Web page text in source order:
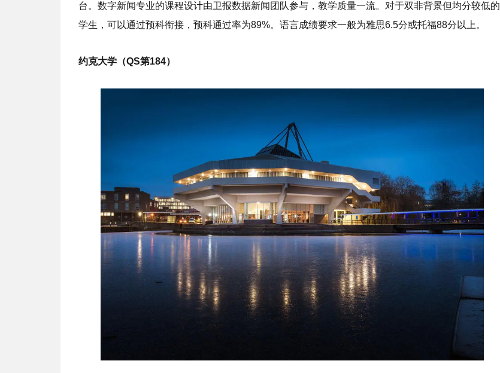
台。数字新闻专业的课程设计由卫报数据新闻团队参与，教学质量一流。对于双非背景但均分较低的
学生，可以通过预科衔接，预科通过率为89%。语言成绩要求一般为雅思6.5分或托福88分以上。
约克大学（QS第184）